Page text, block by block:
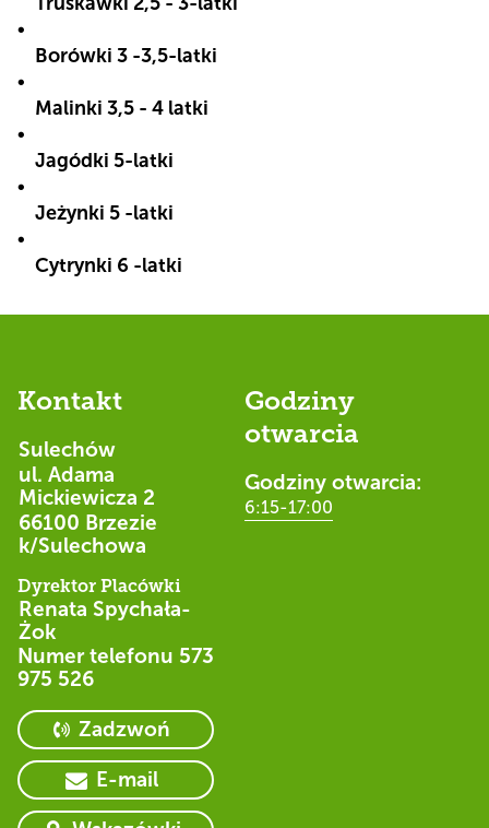
Borówki 3 -3,5-latki
Malinki 3,5 - 4 latki
Jagódki 5-latki
Jeżynki 5 -latki
Cytrynki 6 -latki
Kontakt
Sulechów
ul. Adama
Mickiewicza 2
66100 Brzezie
k/Sulechowa
Dyrektor Placówki
Renata Spychała-
Żok
Numer telefonu 573
975 526
Zadzwoń
E-mail
Godziny
otwarcia
Godziny otwarcia:
6:15-17:00